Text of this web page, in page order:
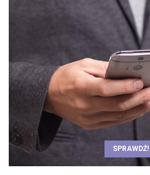
SPRAWDŹ!